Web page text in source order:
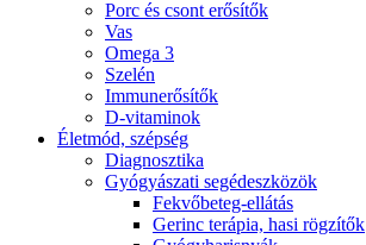
Porc és csont erősítők
Vas
Omega 3
Szelén
Immunerősítők
D-vitaminok
Életmód, szépség
Diagnosztika
Gyógyászati segédeszközök
Fekvőbeteg-ellátás
Gerinc terápia, hasi rögzítők